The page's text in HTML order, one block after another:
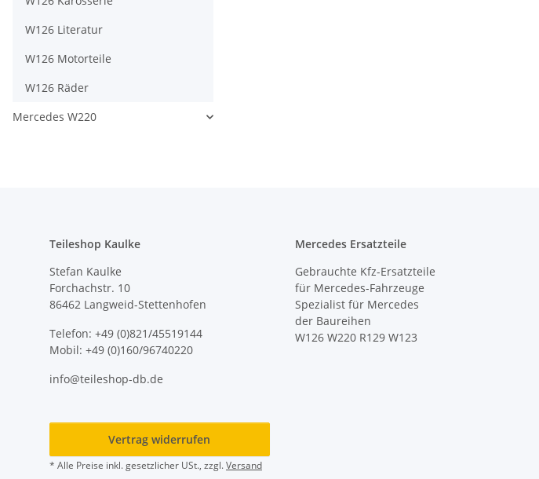
W126 Literatur
W126 Motorteile
W126 Räder
Mercedes W220
Teileshop Kaulke
Stefan Kaulke
Forchachstr. 10
86462 Langweid-Stettenhofen
Telefon: +49 (0)821/45519144
Mobil: +49 (0)160/96740220
info@teileshop-db.de
Mercedes Ersatzteile
Gebrauchte Kfz-Ersatzteile
für Mercedes-Fahrzeuge
Spezialist für Mercedes
der Baureihen
W126 W220 R129 W123
Vertrag widerrufen
* Alle Preise inkl. gesetzlicher USt., zzgl.Versand